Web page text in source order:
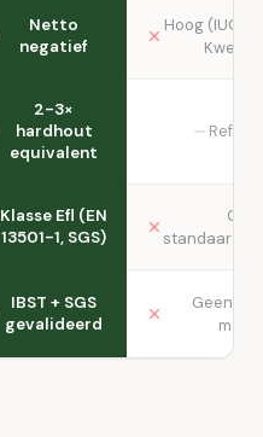
Netto
negatief
Hoog (IUCN
2-3×
hardhout
equivalent
Klasse Efl (EN
13501-1, SGS)
IBST + SGS
gevalideerd
Geen